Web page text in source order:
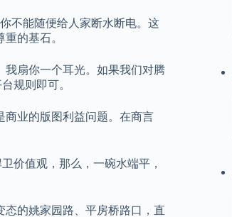
不能随便给人家断水断电。这
的基石。
我扇你一个耳光。如果我们对腾
规则即可。
商业的版图利益问题。在商言
价值观，那么，一碗水端平，
的姚家园路、平房桥路口，直